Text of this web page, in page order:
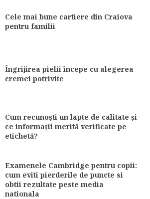
Cele mai bune cartiere din Craiova
pentru familii
Îngrijirea pielii începe cu alegerea
cremei potrivite
Cum recunoști un lapte de calitate și
ce informații merită verificate pe
etichetă?
Examenele Cambridge pentru copii:
cum eviti pierderile de puncte si
obtii rezultate peste media
nationala